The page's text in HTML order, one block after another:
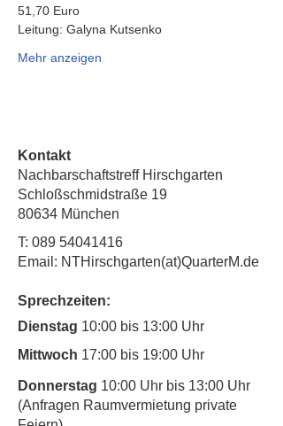
51,70 Euro
Leitung: Galyna Kutsenko
Mehr anzeigen
Kontakt
Nachbarschaftstreff Hirschgarten
Schloßschmidstraße 19
80634 München
T: 089 54041416
Email: NTHirschgarten(at)QuarterM.de
Sprechzeiten:
Dienstag 10:00 bis 13:00 Uhr
Mittwoch 17:00 bis 19:00 Uhr
Donnerstag 10:00 Uhr bis 13:00 Uhr
(Anfragen Raumvermietung private